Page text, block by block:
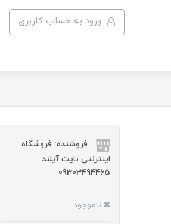
ورود به حساب کاربری
فروشنده: فروشگاه
اینترنتی نایت آیلند
09303494465
ناموجود